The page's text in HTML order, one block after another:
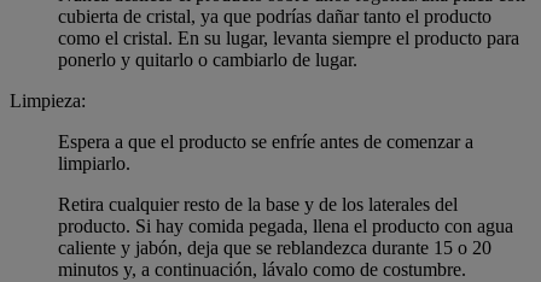
cubierta de cristal, ya que podrías dañar tanto el producto
como el cristal. En su lugar, levanta siempre el producto para
ponerlo y quitarlo o cambiarlo de lugar.
Limpieza:
Espera a que el producto se enfríe antes de comenzar a
limpiarlo.
Retira cualquier resto de la base y de los laterales del
producto. Si hay comida pegada, llena el producto con agua
caliente y jabón, deja que se reblandezca durante 15 o 20
minutos y, a continuación, lávalo como de costumbre.